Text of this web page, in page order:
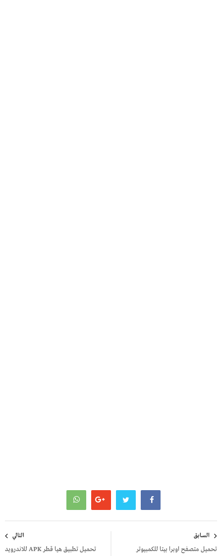
المقالات
السابق
تحميل متصفح اوبرا بيتا للكمبيوتر
التالي
تحميل تطبيق هيا قطر APK للاندرويد